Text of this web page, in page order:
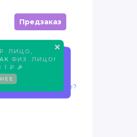
×
ЛИЦО
ФИЗ. ЛИЦО !
1 ₽ 🎉
Предзаказ
Предзаказ
Нашли дешевле?